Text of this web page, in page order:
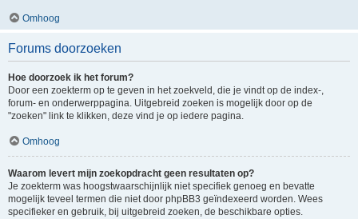
Omhoog
Forums doorzoeken
Hoe doorzoek ik het forum?
Door een zoekterm op te geven in het zoekveld, die je vindt op de index-,
forum- en onderwerppagina. Uitgebreid zoeken is mogelijk door op de
"zoeken" link te klikken, deze vind je op iedere pagina.
Omhoog
Waarom levert mijn zoekopdracht geen resultaten op?
Je zoekterm was hoogstwaarschijnlijk niet specifiek genoeg en bevatte
mogelijk teveel termen die niet door phpBB3 geïndexeerd worden. Wees
specifieker en gebruik, bij uitgebreid zoeken, de beschikbare opties.